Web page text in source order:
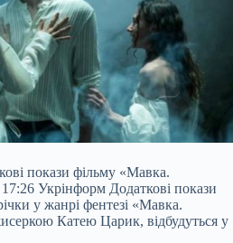
покази фільму «Мавка.
Укрінформ Додаткові покази
у жанрі фентезі «Мавка.
Катею Царик, відбудуться у